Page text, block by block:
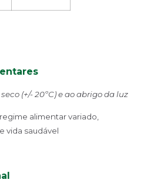
seco (+/- 20ºC) e ao abrigo da luz
alimentar variado,
vida saudável